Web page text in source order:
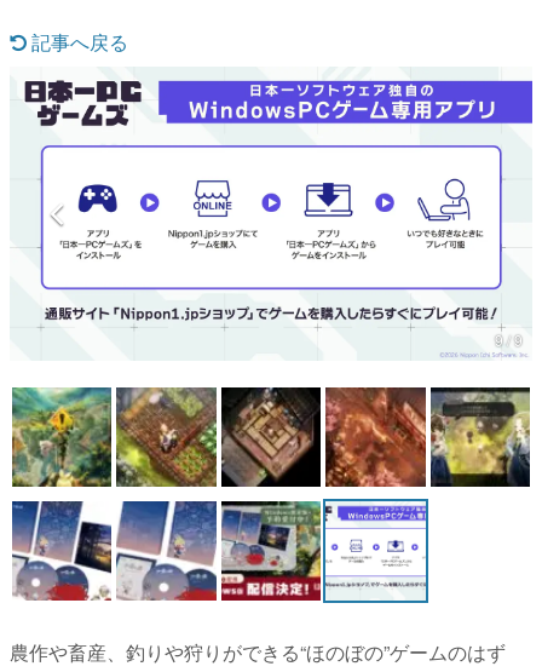
なんでゲームは面白い？
ゲーム開発者・hamatsu氏がゲームの魅力を画面や操作の
具体的な形から解き明かしていく、硬派で骨太な評論連載
「経験値」「裏技」「ラスボス」… ゲームにまつわる言葉
の起源や用法の変遷を、コンピューター文化史研究家・タ
イニーP氏が徹底調査。
カテゴリ
マンガ
女性向け
アプリレビュー
その他
電ファミニコゲーマーとは？
運営：株式会社マレ
記事へ戻る
9 / 9
農作や畜産、釣りや狩りができる“ほのぼの”ゲームのはず